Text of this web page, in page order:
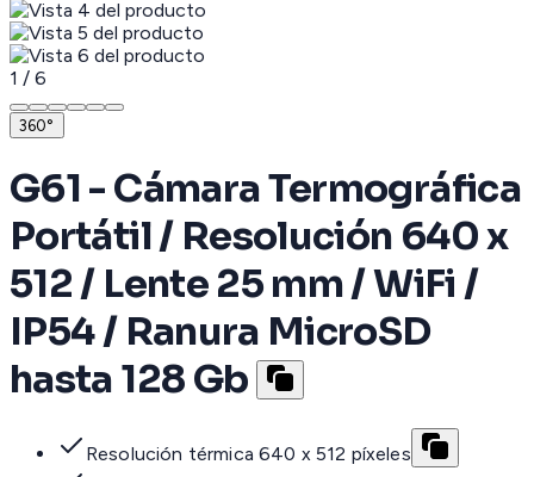
1 / 6
360°
G61 - Cámara Termográfica
Portátil / Resolución 640 x
512 / Lente 25 mm / WiFi /
IP54 / Ranura MicroSD
hasta 128 Gb
Resolución térmica 640 x 512 píxeles